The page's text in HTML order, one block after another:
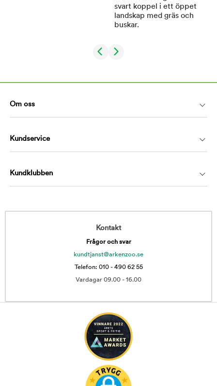
Om oss
Kundservice
Kundklubben
Kontakt
Frågor och svar
kundtjanst@arkenzoo.se
Telefon: 010 - 490 62 55
Vardagar 09.00 - 16.00